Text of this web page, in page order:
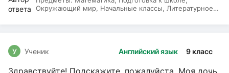
Окружающий мир, Начальные классы, Литературное
Английский язык 9 класс
У Ученик
Здравствуйте! Подскажите, пожалуйста. Моя дочь